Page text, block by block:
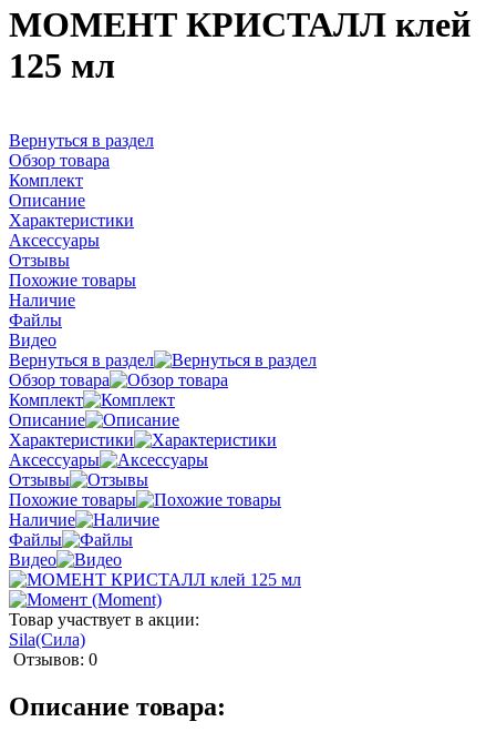
МОМЕНТ КРИСТАЛЛ клей
125 мл
Вернуться в раздел
Обзор товара
Комплект
Описание
Характеристики
Аксессуары
Отзывы
Похожие товары
Наличие
Файлы
Видео
Вернуться в раздел
Обзор товара
Комплект
Описание
Характеристики
Аксессуары
Отзывы
Похожие товары
Наличие
Файлы
Видео
Товар участвует в акции:
Sila(Сила)
Отзывов: 0
Описание товара: